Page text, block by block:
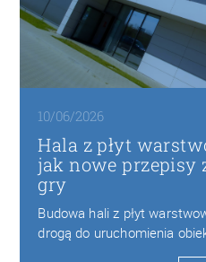
10/06/2026
Hala z płyt
jak nowe przepisy
gry
Budowa hali z płyt
drogą do uruchomienia
magazynowego czy